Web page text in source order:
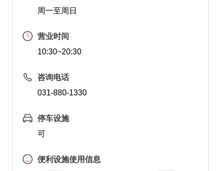
周一至周日
营业时间
10:30~20:30
咨询电话
031-880-1330
停车设施
可
便利设施使用信息